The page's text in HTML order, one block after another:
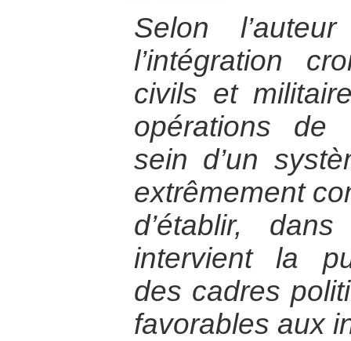
Selon
l’intégration
civils et
opérations de
sein d’un
extrêmement
d’établir,
intervient la
des cadres
favorables aux